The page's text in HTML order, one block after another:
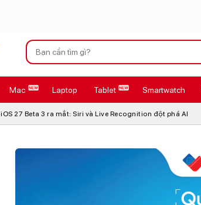
Xu hướng tìm kiếm
iPhone 17 Pro Max
AirTag 2 Mới
AirPods 4
Mac Laptop Tablet Smartwatch
iOS 27 Beta 3 ra mắt: Siri và Live Recognition đột phá AI